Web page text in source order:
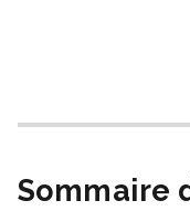
Sommaire